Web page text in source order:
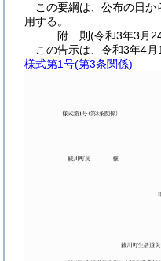
この要綱は、公布の日
用する。
附 則(令和3年3月
この告示は、令和3年4月
様式第1号(第3条関係)